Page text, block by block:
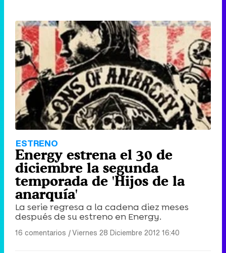
ESTRENO
Energy estrena el 30 de
diciembre la segunda
temporada de 'Hijos de la
anarquía'
La serie regresa a la cadena diez meses
después de su estreno en Energy.
16 comentarios |Viernes 28 Diciembre 2012 16:40